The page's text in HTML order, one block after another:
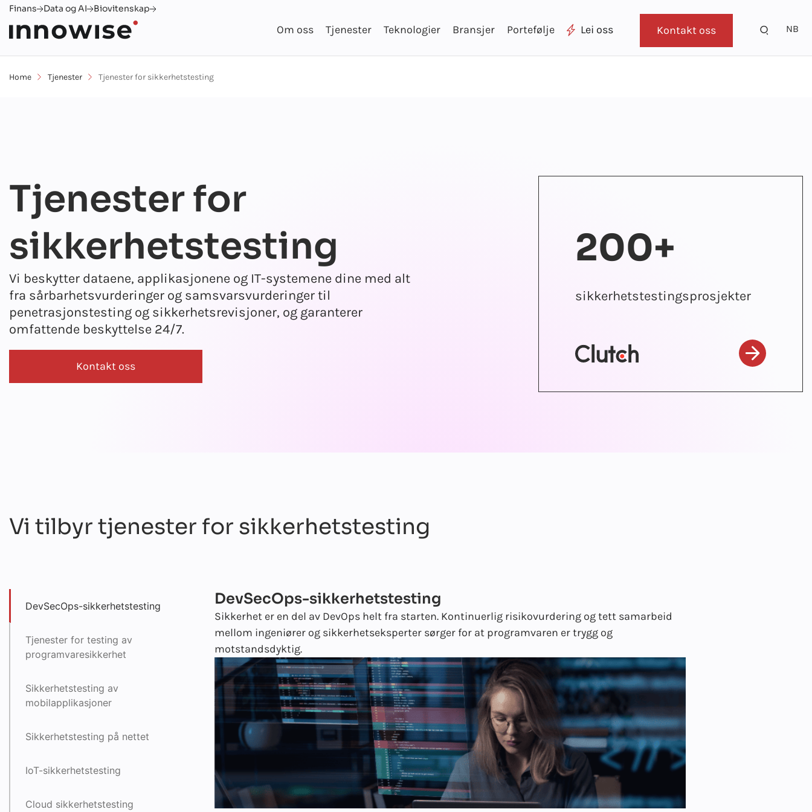
Finans Data og AI Biovitenskap
Om oss Tjenester Teknologier Bransjer Portefølje Lei oss Kontakt oss NB
Home Tjenester Tjenester for sikkerhetstesting
Tjenester for
sikkerhetstesting
Vi beskytter dataene, applikasjonene og IT-systemene dine med alt
fra sårbarhetsvurderinger og samsvarsvurderinger til
penetrasjonstesting og sikkerhetsrevisjoner, og garanterer
omfattende beskyttelse 24/7.
Kontakt oss
200+
sikkerhetstestingsprosjekter
Vi tilbyr tjenester for sikkerhetstesting
DevSecOps-sikkerhetstesting
Tjenester for testing av
programvaresikkerhet
Sikkerhetstesting av
mobilapplikasjoner
Sikkerhetstesting på nettet
IoT-sikkerhetstesting
Cloud sikkerhetstesting
DevSecOps-sikkerhetstesting
Sikkerhet er en del av DevOps helt fra starten. Kontinuerlig risikovurdering og tett samarbeid
mellom ingeniører og sikkerhetseksperter sørger for at programvaren er trygg og
motstandsdyktig.